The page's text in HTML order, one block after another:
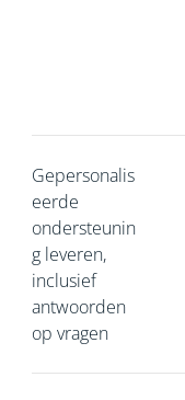
Gepersonalis
eerde
ondersteunin
g leveren,
inclusief
antwoorden
op vragen